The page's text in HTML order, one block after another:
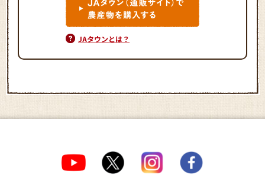
JAタウンとは？